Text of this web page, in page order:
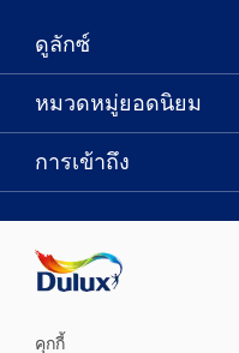
ดูลักซ์
เกี่ยวกับดูลักซ์
ติดต่อเรา
ค้นหาร้านค้า
หมวดหมู่ยอดนิยม
ผลิตภัณฑ์
ไอเดียการตกแต่ง
คำแนะนำจากผู้เชี่ยวชาญ
บริการออกแบบสี
การเข้าถึง
คุกกี้